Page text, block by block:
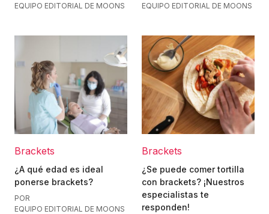
EQUIPO EDITORIAL DE MOONS
EQUIPO EDITORIAL DE MOONS
Brackets
¿A qué edad es ideal
ponerse brackets?
POR
EQUIPO EDITORIAL DE MOONS
Brackets
¿Se puede comer tortilla
con brackets? ¡Nuestros
especialistas te
responden!